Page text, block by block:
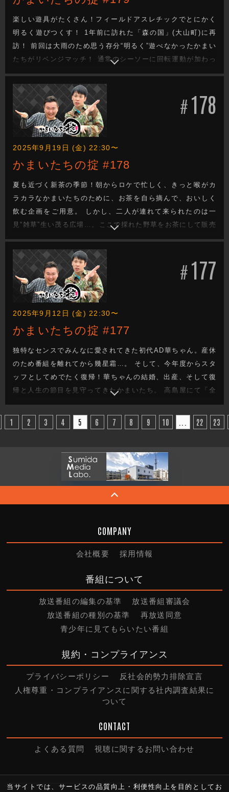
楽しい遊具がたくさん！フィールドアスレチックでとにかく
明るく遊びつくす！ 1年前に訪れた「森の国」(大山町)に再
訪！ 前回は大雨のため思う存分“明るく”遊べなかったかまい
たちがリベンジマッチ！ 通常のシーソーに回転運動が加わっ
たスリリングな「ロデオシーソー」では山内がガチ落下。網
の上にのりブランコのように揺れる「スイングスパイダー」
では支柱に激突。 果たして“とにかく明るく”遊び終える事が
できるのか？
#178
2025年9月19日 (金) 22:30〜
かまいたちの掟 #178
夏も近づく新茶の季節！朝からロケで忙しく、きっと喉がカ
ラカラなかまいたちのために、お茶を自ら摘んで、おいしく
飲む企画をご用意。 しかし、二人が連れて来られたのは一
見“雑草”生い茂る広場…。ここで採れた野草をお茶にして販売
しているという男性と一緒に「野草摘み」を開始！ 頭髪に効
く野草、腰痛に効く野草、精力増強する野草。様々な効能の
ある野草を収穫し、野草茶に！ 苦さと青臭さに悶絶する濱家
の頭髪に異変が？
#177
2025年9月12日 (金) 22:30〜
かまいたちの掟 #177
独特なセンスでみんなに愛されてきた初代AD華ちゃん。産休
のため番組を離れてから幾星霜…。 そして、今年度からスタ
ッフとしてめでたく復帰！華ちゃんの結婚、出産、そして復
帰と人生の節目を見守ってきたかまいたち。 高島屋にて「全
館どこでもロケOK」の許可を引っ提げて、何の祝いかはもは
やよく分からないがとにかくお祝いを買いに行く！ 一番希望
は除雪機？進むほどなぜか迷宮入りするロケ。キーワードは
1 2 3 4 5 6 7 8 9 10 22 23
COMPANY
会社概要 採用情報
番組について
放送番組の編集の基準
放送番組審議会
放送番組の種別の基準
再放送同意
青少年に見てもらいたい番組
規約・コンプライアンス
プライバシーポリシー
反社会的勢力排除宣言
人権尊重・コンプライアンスに関する社内調査結果に
ついて
CONTACT
よくある質問 視聴に関するお問い合わせ
当サイトでは、サービスの品質向上・利便性向上を目的としてお